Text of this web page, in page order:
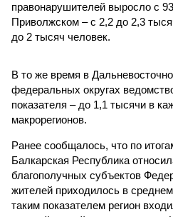
правонарушителей выросло с
Приволжском – с 2,2 до 2,3
до 2 тысяч человек.
В то же время в
федеральных округах
показателя – до 1,1 тысячи в
макрорегионов.
Ранее сообщалось, что по
Балкарская Республика
благополучных субъектов
жителей приходилось в
таким показателем регион